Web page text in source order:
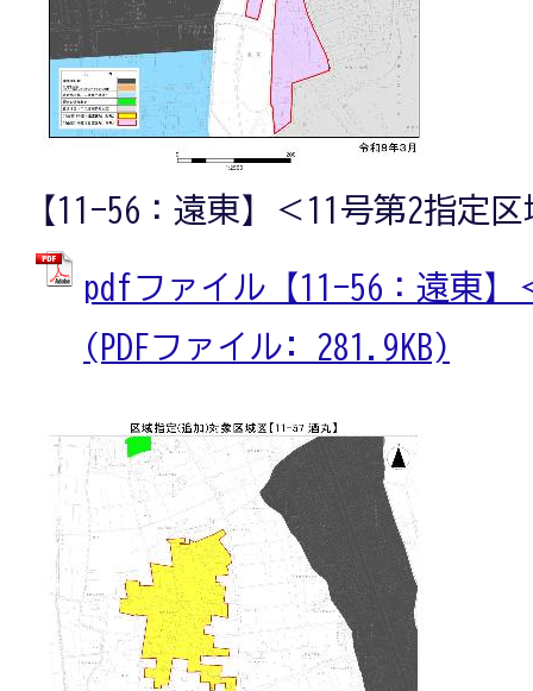
【11-56：遠東】＜11号第2指定
pdfファイル【11-56：遠東】
(PDFファイル: 281.9KB)